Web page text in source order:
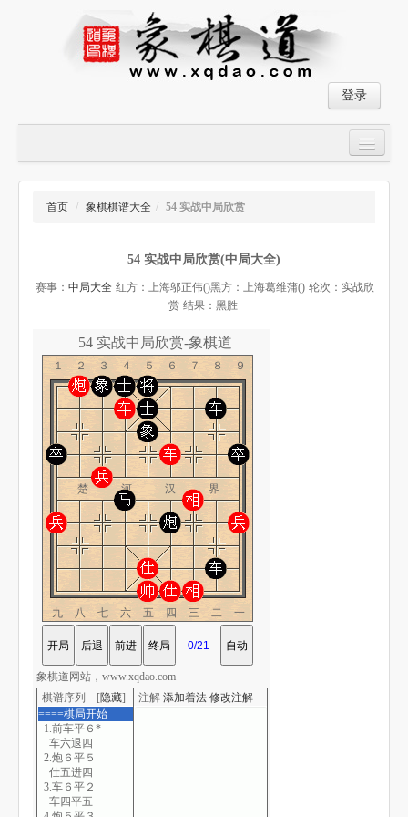
登录
大师对局
象棋小游戏
首页 / 象棋棋谱大全 / 54 实战中局欣赏
54 实战中局欣赏(中局大全)
赛事： 中局大全 红方：上海邬正伟()黑方：上海葛维蒲() 轮次：实战欣
赏 结果：黑胜
54 实战中局欣赏-象棋道
１２３４５６７８９
楚 河 汉 界
九八七六五四三二一
棋谱序列 [隐藏]
====棋局开始
1.前车平６*
车六退四
2.炮６平５
仕五进四
3.车６平２
车四平五
注解 添加着法 修改注解
象棋道网站，www.xqdao.com